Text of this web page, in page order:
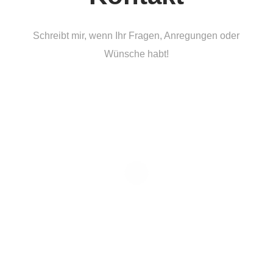
Schreibt mir, wenn Ihr Fragen, Anregungen oder
Wünsche habt!